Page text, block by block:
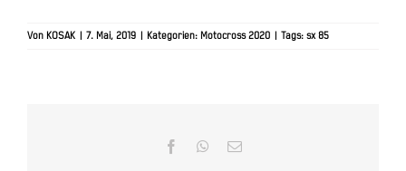
Von KOSAK 7. Mai, 2019 Kategorien: Motocross 2020 Tags: sx 85
FacebookWhatsApp
E-